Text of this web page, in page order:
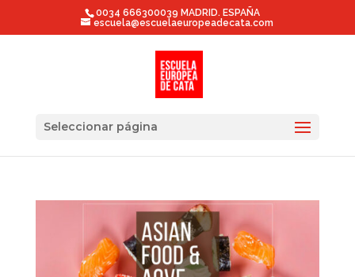
0034 666300039 MADRID. ESPAÑA
escuela@escuelaeuropeadecata.com
Seleccionar página